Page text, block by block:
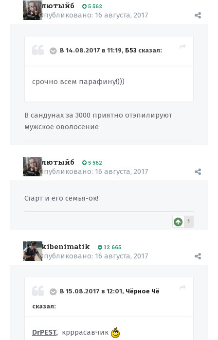
лютыйб 5 562
Опубликовано: 16 августа, 2017
В 14.08.2017 в 11:19, Б53 сказал:
срочно всем парафину!)))
В сандунах за 3000 приятно отэпилируют
мужское оволосение
лютыйб 5 562
Опубликовано: 16 августа, 2017
Старт и его семья-ок!
1
kibenimatik 12 665
Опубликовано: 16 августа, 2017
В 15.08.2017 в 12:01, Чёрное Чё
сказал:
DrPEST, крррасавчик